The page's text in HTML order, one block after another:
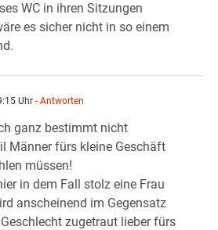
WC in ihren Sitzungen
es sicher nicht in so einem
Uhr - Antworten
ganz bestimmt nicht
Männer fürs kleine Geschäft
müssen!
in dem Fall stolz eine Frau
anscheinend im Gegensatz
zugetraut lieber fürs